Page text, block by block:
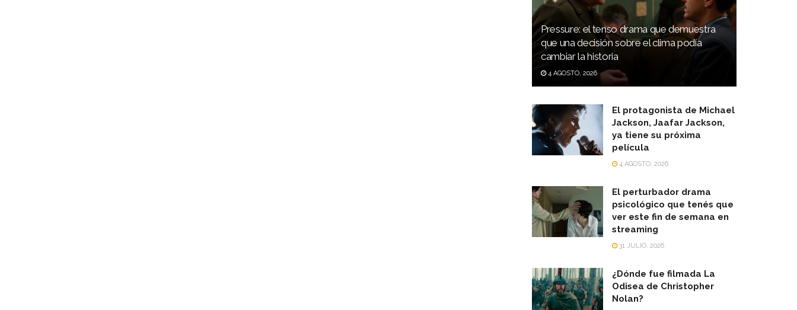
Pressure: el tenso drama que demuestra
que una decisión sobre el clima podía
cambiar la historia
4 AGOSTO, 2026
El protagonista de Michael
Jackson, Jaafar Jackson,
ya tiene su próxima
película
4 AGOSTO, 2026
El perturbador drama
psicológico que tenés que
ver este fin de semana en
streaming
31 JULIO, 2026
¿Dónde fue filmada La
Odisea de Christopher
Nolan?